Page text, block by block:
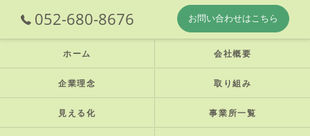
052-680-8676 お問い合わせはこちら
ホーム 会社概要
企業理念 取り組み
見える化 事業所一覧